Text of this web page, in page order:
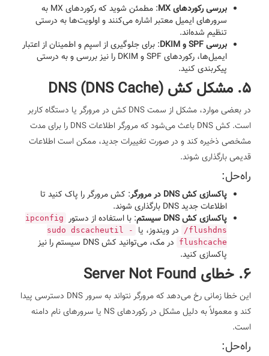
بررسی رکوردهای MX
: مطمئن شوید که رکوردهای MX به
سرورهای ایمیل معتبر اشاره می‌کنند و اولویت‌ها به درستی
تنظیم شده‌اند.
بررسی SPF و DKIM
: برای جلوگیری از اسپم و اطمینان از اعتبار
ایمیل‌ها، رکوردهای SPF و DKIM را نیز بررسی و به درستی
پیکربندی کنید.
5. مشکل کش DNS (DNS Cache)
در بعضی موارد، مشکل از سمت DNS کش در مرورگر یا دستگاه کاربر
است. کش DNS باعث می‌شود که مرورگر اطلاعات DNS را برای مدت
مشخصی ذخیره کند و در صورت تغییرات جدید، ممکن است اطلاعات
قدیمی بارگذاری شوند.
راه‌حل:
پاکسازی کش DNS در مرورگر
: کش مرورگر را پاک کنید تا
اطلاعات جدید DNS بارگذاری شوند.
پاکسازی کش DNS سیستم
: با استفاده از دستور ipconfig
/flushdns
در ویندوز، یا
sudo dscacheutil -
flushcache
در مک، می‌توانید کش DNS سیستم را نیز
پاکسازی کنید.
6. خطای Server Not Found
این خطا زمانی رخ می‌دهد که مرورگر نتواند به سرور DNS دسترسی پیدا
کند و معمولاً به دلیل مشکل در رکوردهای NS یا سرورهای نام دامنه
است.
راه‌حل: